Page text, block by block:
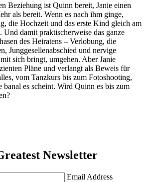
Beziehung ist Quinn bereit, Janie einen
als bereit. Wenn es nach ihm ginge,
die Hochzeit und das erste Kind gleich am
Und damit praktischerweise das ganze
des Heiratens – Verlobung, die
Junggesellenabschied und nervige
sich bringt, umgehen. Aber Janie
Pläne und verlangt als Beweis für
vom Tanzkurs bis zum Fotoshooting,
banal es scheint. Wird Quinn es bis zum
Newsletter
Email Address